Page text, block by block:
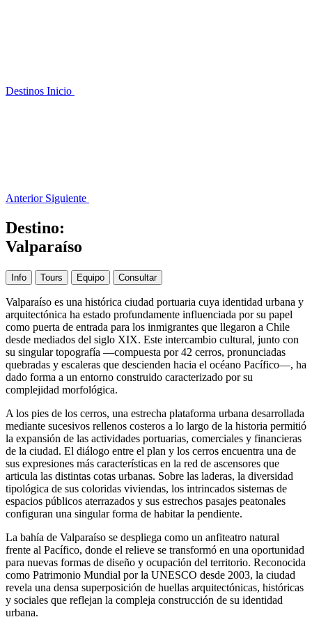
Destinos Inicio
Anterior Siguiente
Destino:
Valparaíso
Info Tours Equipo Consultar
Valparaíso es una histórica ciudad portuaria cuya identidad urbana y
arquitectónica ha estado profundamente influenciada por su papel
como puerta de entrada para los inmigrantes que llegaron a Chile
desde mediados del siglo XIX. Este intercambio cultural, junto con
su singular topografía —compuesta por 42 cerros, pronunciadas
quebradas y escaleras que descienden hacia el océano Pacífico—, ha
dado forma a un entorno construido caracterizado por su
complejidad morfológica.
A los pies de los cerros, una estrecha plataforma urbana desarrollada
mediante sucesivos rellenos costeros a lo largo de la historia permitió
la expansión de las actividades portuarias, comerciales y financieras
de la ciudad. El diálogo entre el plan y los cerros encuentra una de
sus expresiones más características en la red de ascensores que
articula las distintas cotas urbanas. Sobre las laderas, la diversidad
tipológica de sus coloridas viviendas, los intrincados sistemas de
espacios públicos aterrazados y sus estrechos pasajes peatonales
configuran una singular forma de habitar la pendiente.
La bahía de Valparaíso se despliega como un anfiteatro natural
frente al Pacífico, donde el relieve se transformó en una oportunidad
para nuevas formas de diseño y ocupación del territorio. Reconocida
como Patrimonio Mundial por la UNESCO desde 2003, la ciudad
revela una densa superposición de huellas arquitectónicas, históricas
y sociales que reflejan la compleja construcción de su identidad
urbana.